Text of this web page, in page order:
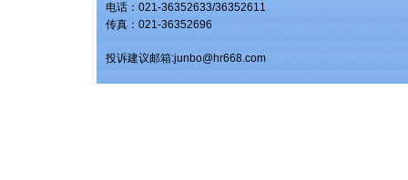
电话：021-36352633/36352611
传真：021-36352696
投诉建议邮箱:junbo@hr668.com